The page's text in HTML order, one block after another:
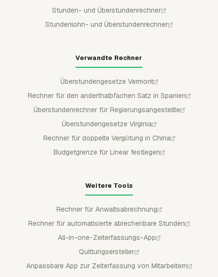
Stunden- und Überstundenrechner
Stundenlohn- und Überstundenrechner
Verwandte Rechner
Überstundengesetze Vermont
Rechner für den anderthalbfachen Satz in Spanien
Überstundenrechner für Regierungsangestellte
Überstundengesetze Virginia
Rechner für doppelte Vergütung in China
Budgetgrenze für Linear festlegen
Weitere Tools
Rechner für Anwaltsabrechnung
Rechner für automatisierte abrechenbare Stunden
All-in-one-Zeiterfassungs-App
Quittungsersteller
Anpassbare App zur Zeiterfassung von Mitarbeitern